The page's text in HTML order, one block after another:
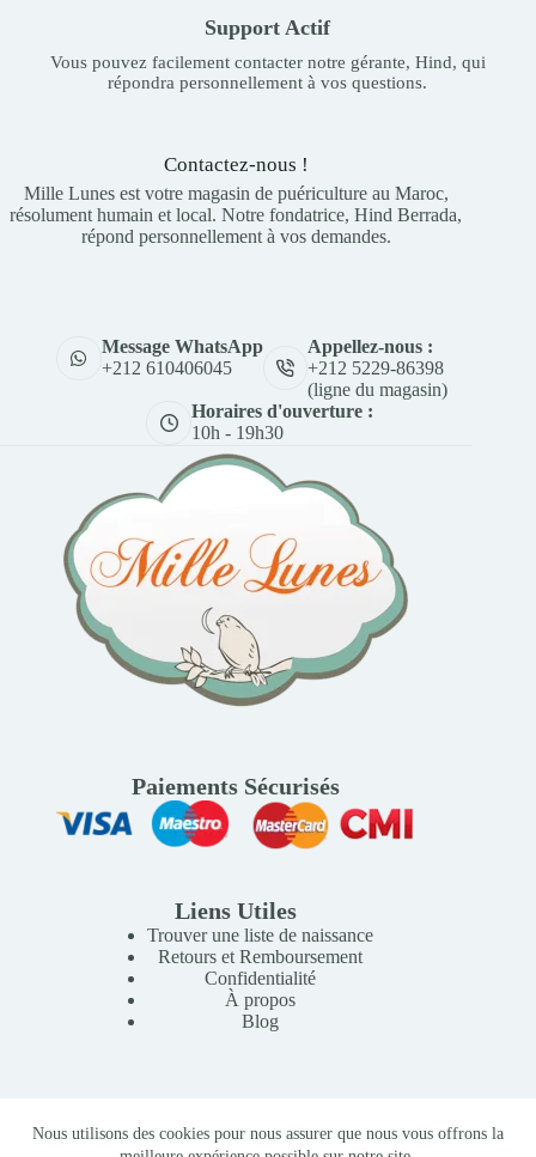
Nous utilisons des cookies pour nous assurer que nous vous offrons la
Support Actif
Vous pouvez facilement contacter notre gérante, Hind, qui
répondra personnellement à vos questions.
Contactez-nous !
Mille Lunes est votre magasin de puériculture au Maroc,
résolument humain et local. Notre fondatrice, Hind Berrada,
répond personnellement à vos demandes.
Message WhatsApp
+212 610406045
Appellez-nous :
+212 5229-86398
(ligne du magasin)
Horaires d'ouverture :
10h - 19h30
Paiements Sécurisés
Liens Utiles
Trouver une liste de naissance
Retours et Remboursement
Confidentialité
À propos
Blog
Copyright © 2026 Mille Lunes - Création du site :
Baptiste
-Conditions Générales de Vente